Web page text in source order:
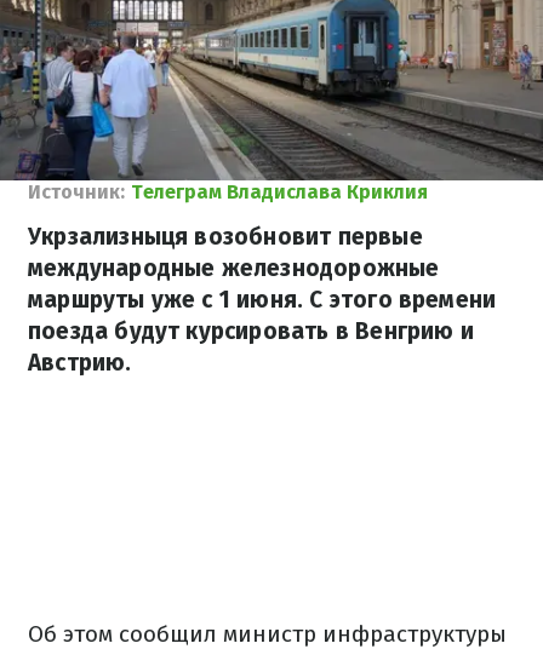
Источник: Телеграм Владислава Криклия
Укрзализныця возобновит первые
международные железнодорожные
маршруты уже с 1 июня. С этого времени
поезда будут курсировать в Венгрию и
Австрию.
Об этом сообщил министр инфраструктуры